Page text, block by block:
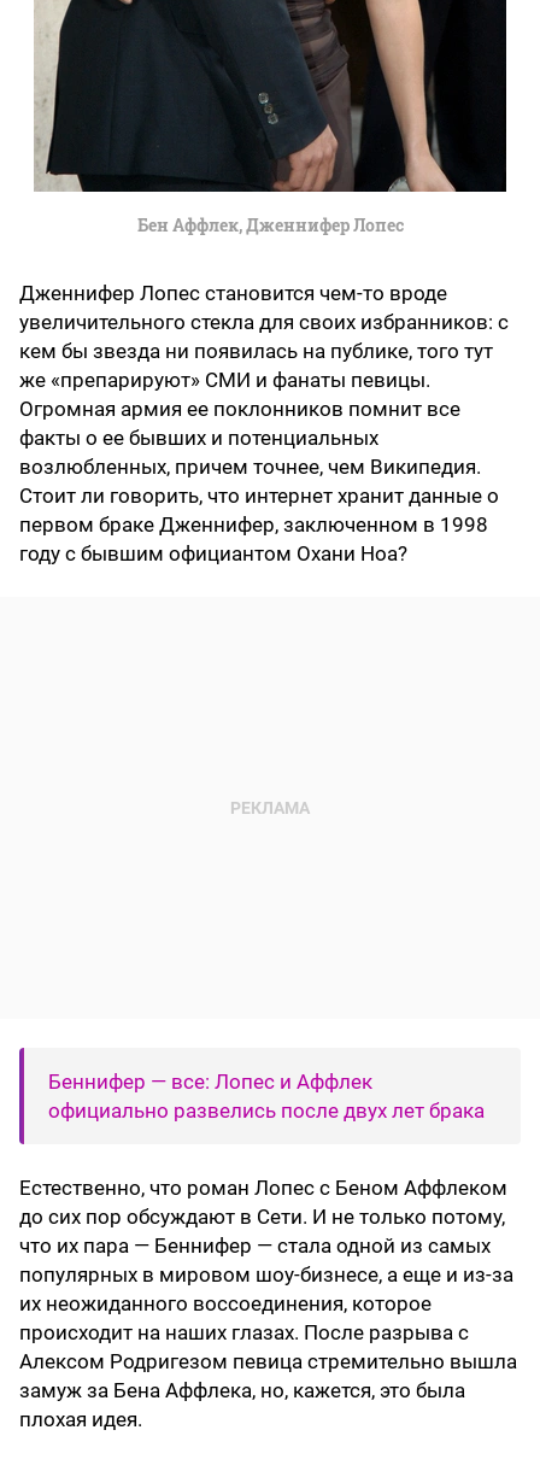
Бен Аффлек, Дженнифер Лопес
Дженнифер Лопес становится чем-то вроде
увеличительного стекла для своих избранников: с
кем бы звезда ни появилась на публике, того тут
же «препарируют» СМИ и фанаты певицы.
Огромная армия ее поклонников помнит все
факты о ее бывших и потенциальных
возлюбленных, причем точнее, чем Википедия.
Стоит ли говорить, что интернет хранит данные о
первом браке Дженнифер, заключенном в 1998
году с бывшим официантом Охани Ноа?
Беннифер — все: Лопес и Аффлек
официально развелись после двух лет брака
Естественно, что роман Лопес с Беном Аффлеком
до сих пор обсуждают в Сети. И не только потому,
что их пара — Беннифер — стала одной из самых
популярных в мировом шоу-бизнесе, а еще и из-за
их неожиданного воссоединения, которое
происходит на наших глазах. После разрыва с
Алексом Родригезом певица стремительно вышла
замуж за Бена Аффлека, но, кажется, это была
плохая идея.